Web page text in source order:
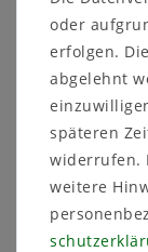
In den
oder
erfolgen.
abgelehnt
späteren
widerrufen.
weitere